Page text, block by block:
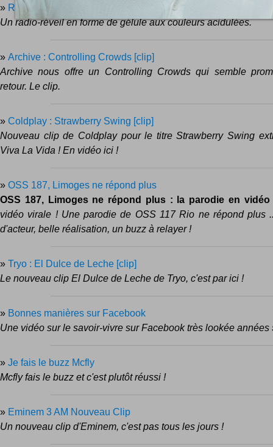
» Radio-réveil Gélule
Un radio-réveil en forme de gélule aux couleurs acidulées.
» Archive : Controlling Crowds [clip]
Archive nous offre un Controlling Crowds qui semble
retour. Le clip.
» Coldplay : Strawberry Swing [clip]
Nouveau clip de Coldplay pour le titre Strawberry Swing
Viva La Vida ! En vidéo ici !
» OSS 187, Limoges ne répond plus
OSS 187, Limoges ne répond plus : la parodie en vidéo
vidéo virale ! Une parodie de OSS 117 Rio ne répond plus
d'acteur, belle réalisation, un buzz à relayer !
» Tryo : El Dulce de Leche [clip]
Le nouveau clip El Dulce de Leche de Tryo, c'est par ici !
» Bonnes manières sur Facebook
Une vidéo sur le savoir-vivre sur Facebook très lookée années
» Je fais le buzz Mcfly
Mcfly fais le buzz et c'est plutôt réussi !
» Eminem 3 AM Nouveau Clip
Un nouveau clip d'Eminem, c'est pas tous les jours !